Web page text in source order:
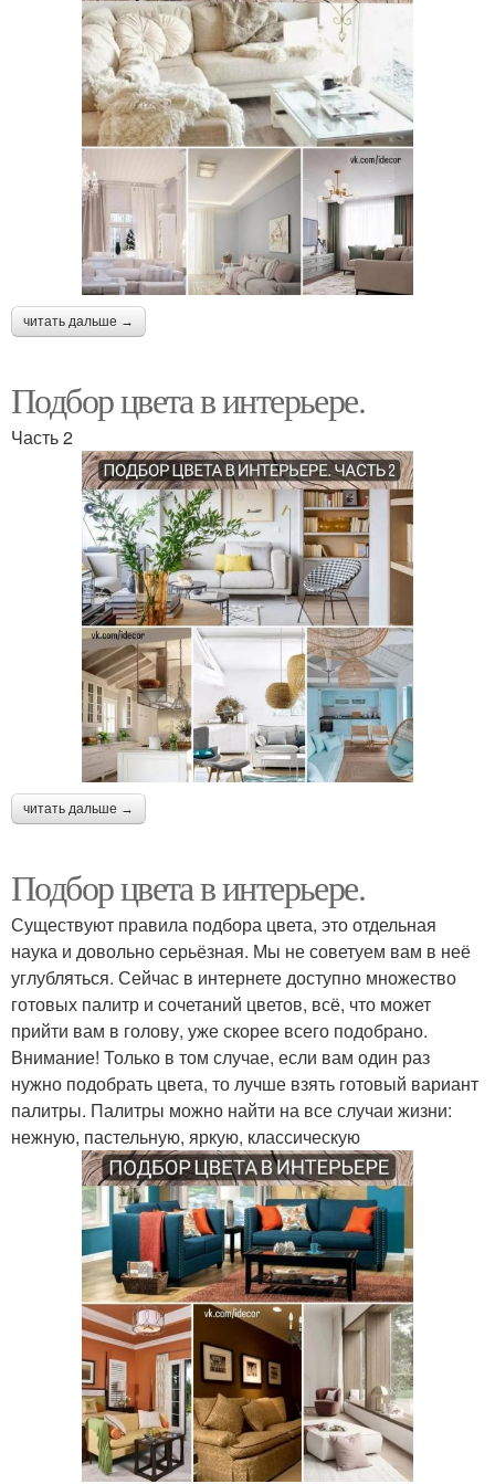
читать дальше →
Подбор цвета в интерьере.
Часть 2
читать дальше →
Подбор цвета в интерьере.
Существуют правила подбора цвета, это отдельная
наука и довольно серьёзная. Мы не советуем вам в неё
углубляться. Сейчас в интернете доступно множество
готовых палитр и сочетаний цветов, всё, что может
прийти вам в голову, уже скорее всего подобрано.
Внимание! Только в том случае, если вам один раз
нужно подобрать цвета, то лучше взять готовый вариант
палитры. Палитры можно найти на все случаи жизни:
нежную, пастельную, яркую, классическую